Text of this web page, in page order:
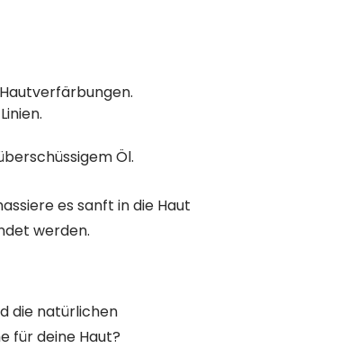
Öl.
es sanft in die Haut
werden.
die natürlichen
für deine Haut?